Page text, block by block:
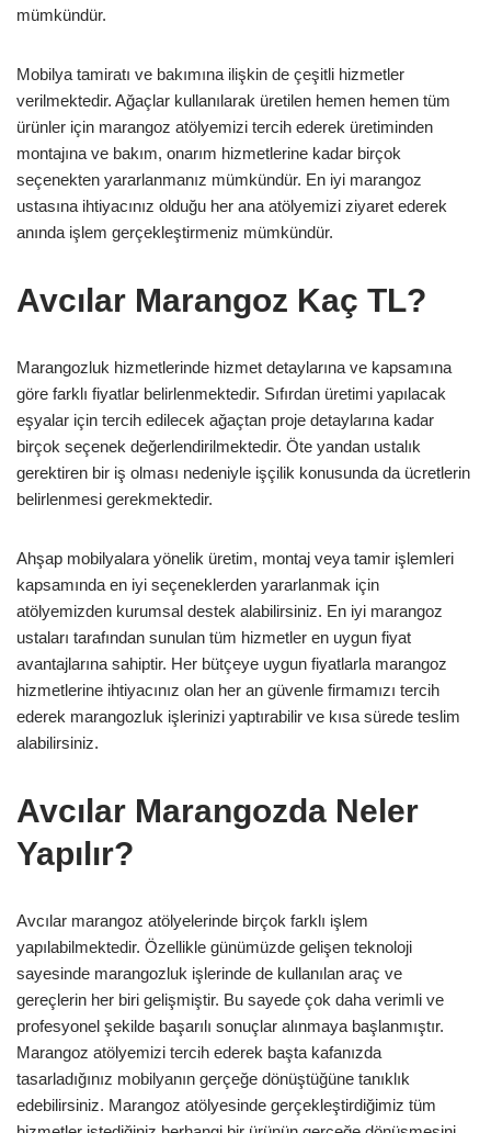
mümkündür.
Mobilya tamiratı ve bakımına ilişkin de çeşitli hizmetler
verilmektedir. Ağaçlar kullanılarak üretilen hemen hemen tüm
ürünler için marangoz atölyemizi tercih ederek üretiminden
montajına ve bakım, onarım hizmetlerine kadar birçok
seçenekten yararlanmanız mümkündür. En iyi marangoz
ustasına ihtiyacınız olduğu her ana atölyemizi ziyaret ederek
anında işlem gerçekleştirmeniz mümkündür.
Avcılar Marangoz Kaç TL?
Marangozluk hizmetlerinde hizmet detaylarına ve kapsamına
göre farklı fiyatlar belirlenmektedir. Sıfırdan üretimi yapılacak
eşyalar için tercih edilecek ağaçtan proje detaylarına kadar
birçok seçenek değerlendirilmektedir. Öte yandan ustalık
gerektiren bir iş olması nedeniyle işçilik konusunda da ücretlerin
belirlenmesi gerekmektedir.
Ahşap mobilyalara yönelik üretim, montaj veya tamir işlemleri
kapsamında en iyi seçeneklerden yararlanmak için
atölyemizden kurumsal destek alabilirsiniz. En iyi marangoz
ustaları tarafından sunulan tüm hizmetler en uygun fiyat
avantajlarına sahiptir. Her bütçeye uygun fiyatlarla marangoz
hizmetlerine ihtiyacınız olan her an güvenle firmamızı tercih
ederek marangozluk işlerinizi yaptırabilir ve kısa sürede teslim
alabilirsiniz.
Avcılar Marangozda Neler
Yapılır?
Avcılar marangoz atölyelerinde birçok farklı işlem
yapılabilmektedir. Özellikle günümüzde gelişen teknoloji
sayesinde marangozluk işlerinde de kullanılan araç ve
gereçlerin her biri gelişmiştir. Bu sayede çok daha verimli ve
profesyonel şekilde başarılı sonuçlar alınmaya başlanmıştır.
Marangoz atölyemizi tercih ederek başta kafanızda
tasarladığınız mobilyanın gerçeğe dönüştüğüne tanıklık
edebilirsiniz. Marangoz atölyesinde gerçekleştirdiğimiz tüm